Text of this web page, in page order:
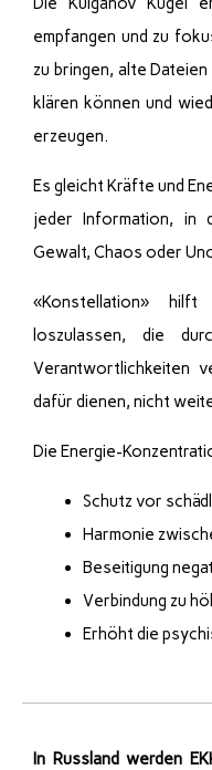
empfangen und zu
zu bringen, alte
klären können und
erzeugen.
Es gleicht Kräfte und
jeder Information, in
Gewalt, Chaos oder
«Konstellation»
loszulassen, die
Verantwortlichkeiten
dafür dienen, nicht
Die Energie-
Schutz vor
Harmonie
Beseitigung
Verbindung zu
Erhöht die
In Russland werden